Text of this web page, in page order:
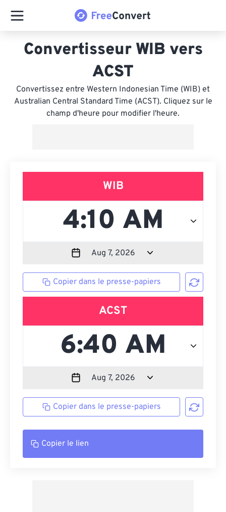
Convertisseur WIB vers
ACST
Convertissez entre Western Indonesian Time (WIB) et
Australian Central Standard Time (ACST). Cliquez sur le
champ d'heure pour modifier l'heure.
WIB
Copier dans le presse-papiers
ACST
Copier dans le presse-papiers
Copier le lien